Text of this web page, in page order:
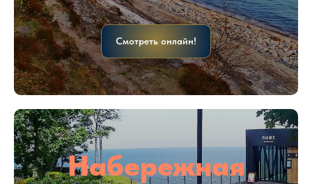
Смотреть онлайн!
Набережная